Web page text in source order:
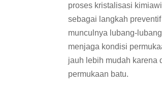
proses kristalisasi
sebagai langkah
munculnya lubang-
menjaga kondisi
jauh lebih mudah karena
permukaan batu.